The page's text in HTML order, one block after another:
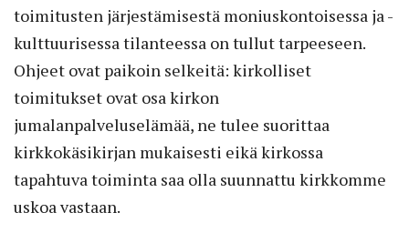
toimitusten järjestämisestä moniuskontoisessa ja -
kulttuurisessa tilanteessa on tullut tarpeeseen.
Ohjeet ovat paikoin selkeitä: kirkolliset
toimitukset ovat osa kirkon
jumalanpalveluselämää, ne tulee suorittaa
kirkkokäsikirjan mukaisesti eikä kirkossa
tapahtuva toiminta saa olla suunnattu kirkkomme
uskoa vastaan.